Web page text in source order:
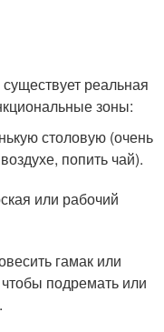
реальная
зоны:
столовую (очень
попить чай).
или рабочий
гамак или
подремать или